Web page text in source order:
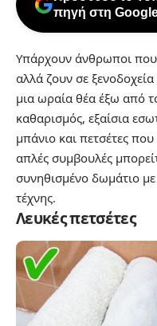
πηγή στη
Υπάρχουν άνθρωποι που
αλλά ζουν σε
μια ωραία θέα έξω από
καθαρισμός, εξαίσια
μπάνιο και πετσέτες
απλές συμβουλές
συνηθισμένο δωμάτιο
τέχνης.
Λευκές πετσέτες